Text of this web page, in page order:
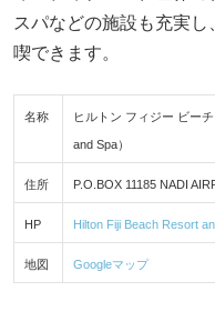
スパなどの施設も充実
喫できます。
名称 ヒルトン フィジー ビー
and Spa）
住所 P.O.BOX 11185 NADI
HP Hilton Fiji Beach Resort
地図 Googleマップ